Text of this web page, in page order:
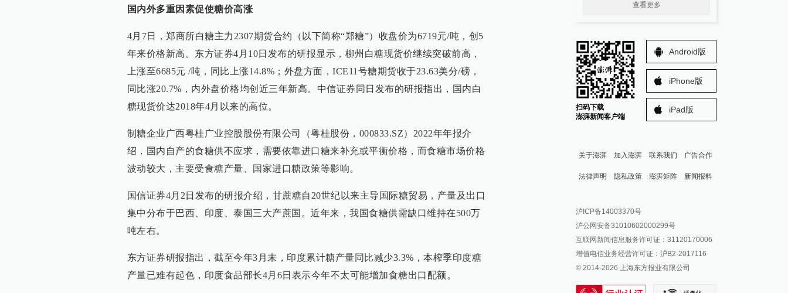
国内外多重因素促使糖价高涨
4月7日，郑商所白糖主力2307期货合约（以下简称“郑糖”）收盘价为6719元/吨，创5
年来价格新高。东方证券4月10日发布的研报显示，柳州白糖现货价继续突破前高，
上涨至6685元 /吨，同比上涨14.8%；外盘方面，ICE11号糖期货收于23.63美分/磅，
同比涨20.7%，内外盘价格均创近三年新高。中信证券同日发布的研报指出，国内白
糖现货价达2018年4月以来的高位。
制糖企业广西粤桂广业控股股份有限公司（粤桂股份，000833.SZ）2022年年报介
绍，国内自产的食糖供不应求，需要依靠进口糖来补充或平衡价格，而食糖市场价格
波动较大，主要受食糖产量、国家进口糖政策等影响。
国信证券4月2日发布的研报介绍，甘蔗糖自20世纪以来主导国际糖贸易，产量及出口
集中分布于巴西、印度、泰国三大产蔗国。近年来，我国食糖供需缺口维持在500万
吨左右。
东方证券研报指出，截至今年3月末，印度累计糖产量同比减少3.3%，本榨季印度糖
产量已难有起色，印度食品部长4月6日表示今年不太可能增加食糖出口配额。
查看更多
扫码下载
澎湃新闻客户端
Android版
iPhone版
iPad版
关于澎湃 加入澎湃 联系我们 广告合作
法律声明 隐私政策 澎湃矩阵
澎湃新闻公众号
澎湃新闻抖音号
派生万物开放平台
IP SHANGHAI
SIXTH TONE
新闻报料
报料邮箱: news@thepaper.cn
沪ICP备14003370号
沪公网安备31010602000299号
互联网新闻信息服务许可证：31120170006
增值电信业务经营许可证：沪B2-2017116
© 2014-2026 上海东方报业有限公司